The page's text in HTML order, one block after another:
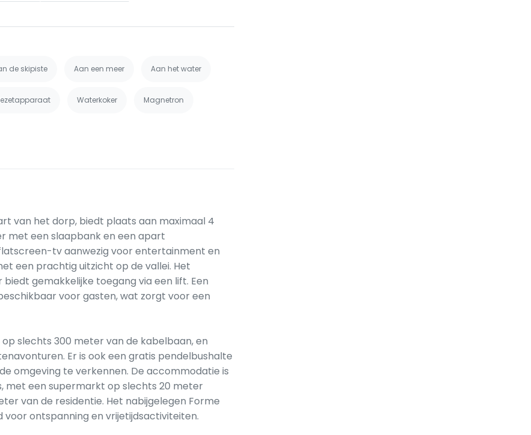
de skipiste Aan een meer Aan het water
Waterkoker Magnetron
van het dorp, biedt plaats aan maximaal 4
met een slaapbank en een apart
tv aanwezig voor entertainment en
een prachtig uitzicht op de vallei. Het
gemakkelijke toegang via een lift. Een
voor gasten, wat zorgt voor een
slechts 300 meter van de kabelbaan, en
Er is ook een gratis pendelbushalte
omgeving te verkennen. De accommodatie is
met een supermarkt op slechts 20 meter
van de residentie. Het nabijgelegen Forme
ontspanning en vrijetijdsactiviteiten.